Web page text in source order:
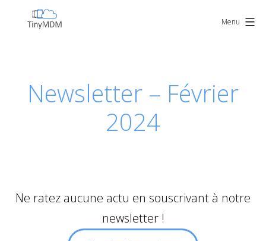
TinyMDM Menu
Newsletter – Février
2024
Ne ratez aucune actu en souscrivant à notre
newsletter !